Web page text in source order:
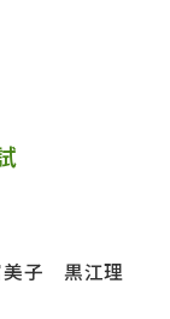
子 黒江理